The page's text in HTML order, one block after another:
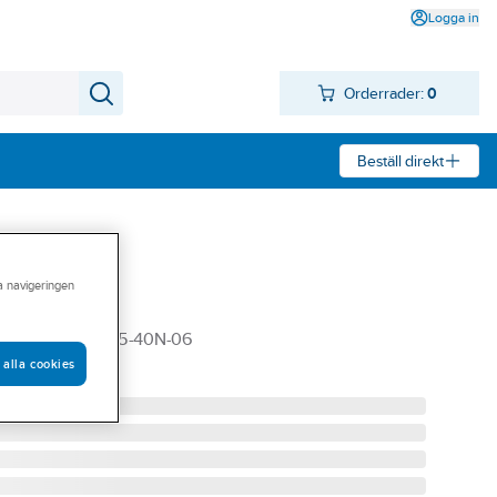
Logga in
Orderrader: 0
Beställ direkt
230V ESB25-40N-06
navigeringen
alla cookies